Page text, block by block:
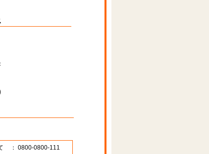
： 0800-0800-111